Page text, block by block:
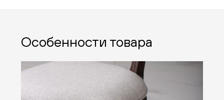
Особенности товара